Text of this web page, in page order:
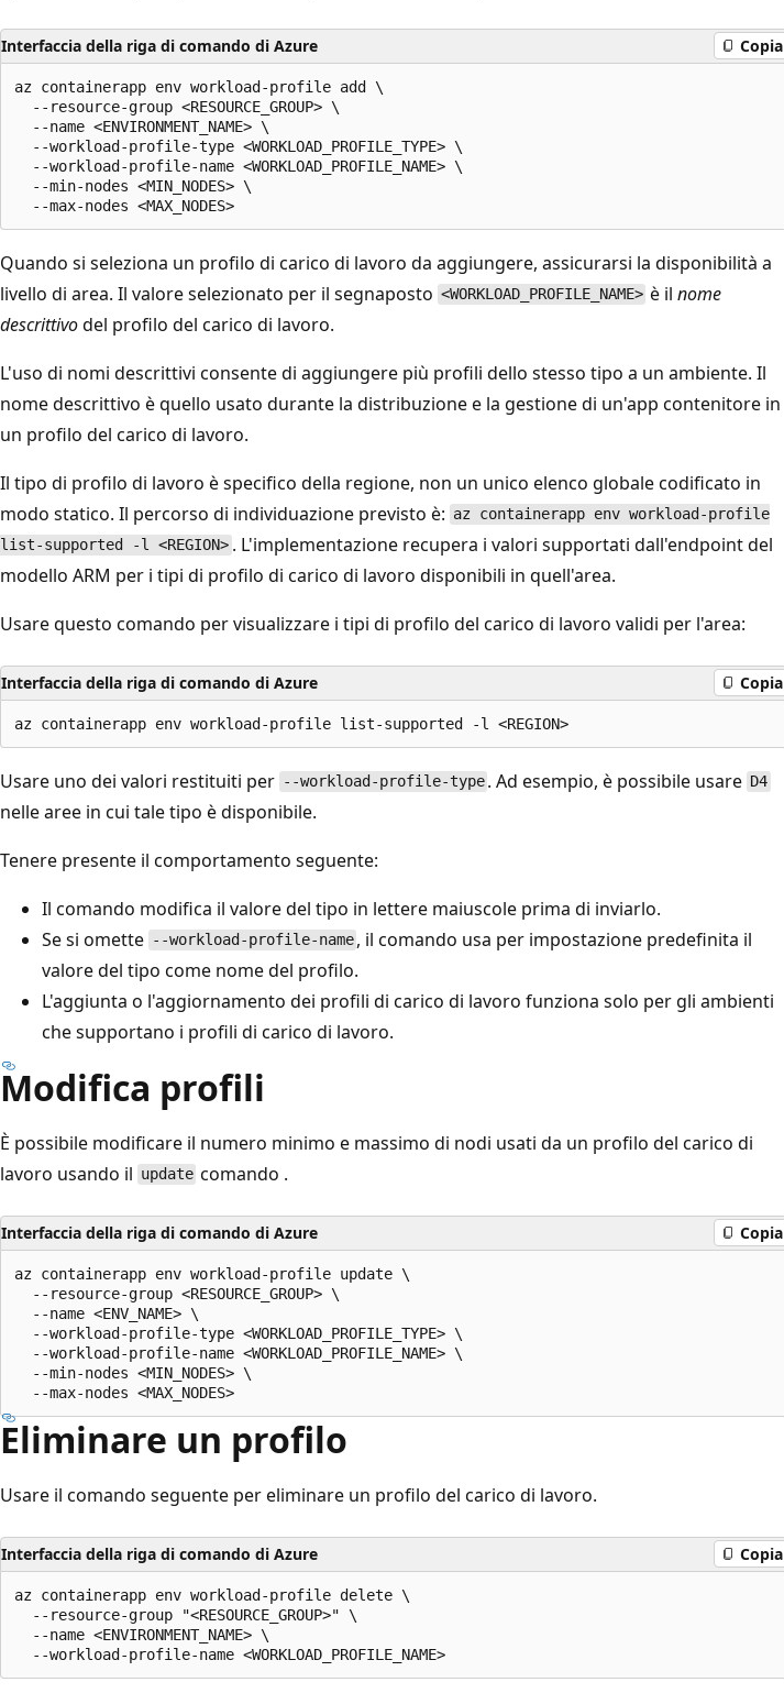
Interfaccia della riga di comando di Azure Copia
az containerapp env workload-profile add \
  --resource-group <RESOURCE_GROUP> \
  --name <ENVIRONMENT_NAME> \
  --workload-profile-type <WORKLOAD_PROFILE_TYPE> \
  --workload-profile-name <WORKLOAD_PROFILE_NAME> \
  --min-nodes <MIN_NODES> \
Quando si seleziona un profilo di carico di lavoro da aggiungere, assicurarsi la disponibilità a
livello di area. Il valore selezionato per il segnaposto <WORKLOAD_PROFILE_NAME> è ilnome
descrittivodel profilo del carico di lavoro.
L'uso di nomi descrittivi consente di aggiungere più profili dello stesso tipo a un ambiente. Il
nome descrittivo è quello usato durante la distribuzione e la gestione di un'app contenitore in
un profilo del carico di lavoro.
Il tipo di profilo di lavoro è specifico della regione, non un unico elenco globale codificato in
modo statico. Il percorso di individuazione previsto è: az containerapp env workload-profile
list-supported -l <REGION> . L'implementazione recupera i valori supportati dall'endpoint del
modello ARM per i tipi di profilo di carico di lavoro disponibili in quell'area.
Usare questo comando per visualizzare i tipi di profilo del carico di lavoro validi per l'area:
Interfaccia della riga di comando di Azure Copia
Usare uno dei valori restituiti per --workload-profile-type . Ad esempio, è possibile usare D4
nelle aree in cui tale tipo è disponibile.
Tenere presente il comportamento seguente:
Il comando modifica il valore del tipo in lettere maiuscole prima di inviarlo.
Se si omette --workload-profile-name , il comando usa per impostazione predefinita il
valore del tipo come nome del profilo.
L'aggiunta o l'aggiornamento dei profili di carico di lavoro funziona solo per gli ambienti
che supportano i profili di carico di lavoro.
Modifica profili
È possibile modificare il numero minimo e massimo di nodi usati da un profilo del carico di
lavoro usando il update comando .
Interfaccia della riga di comando di Azure Copia
az containerapp env workload-profile update \
  --resource-group <RESOURCE_GROUP> \
  --name <ENV_NAME> \
  --workload-profile-type <WORKLOAD_PROFILE_TYPE> \
  --workload-profile-name <WORKLOAD_PROFILE_NAME> \
  --min-nodes <MIN_NODES> \
Eliminare un profilo
Usare il comando seguente per eliminare un profilo del carico di lavoro.
Interfaccia della riga di comando di Azure Copia
az containerapp env workload-profile delete \
  --resource-group "<RESOURCE_GROUP>" \
  --name <ENVIRONMENT_NAME> \